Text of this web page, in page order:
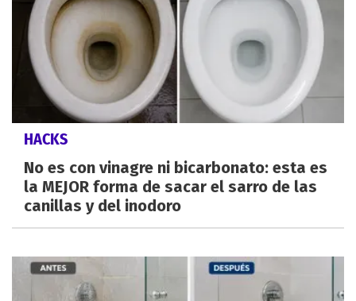
HACKS
No es con vinagre ni bicarbonato: esta es
la MEJOR forma de sacar el sarro de las
canillas y del inodoro